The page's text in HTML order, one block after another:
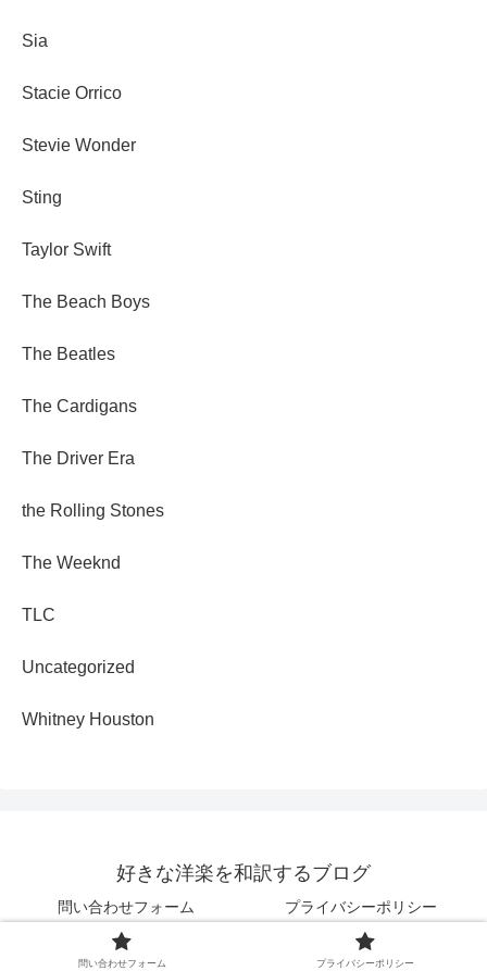
Sia
Stacie Orrico
Stevie Wonder
Sting
Taylor Swift
The Beach Boys
The Beatles
The Cardigans
The Driver Era
the Rolling Stones
The Weeknd
TLC
Uncategorized
Whitney Houston
好きな洋楽を和訳するブログ
問い合わせフォーム プライバシーポリシー
© 2025 好きな洋楽を和訳するブログ.
問い合わせフォーム プライバシーポリシー